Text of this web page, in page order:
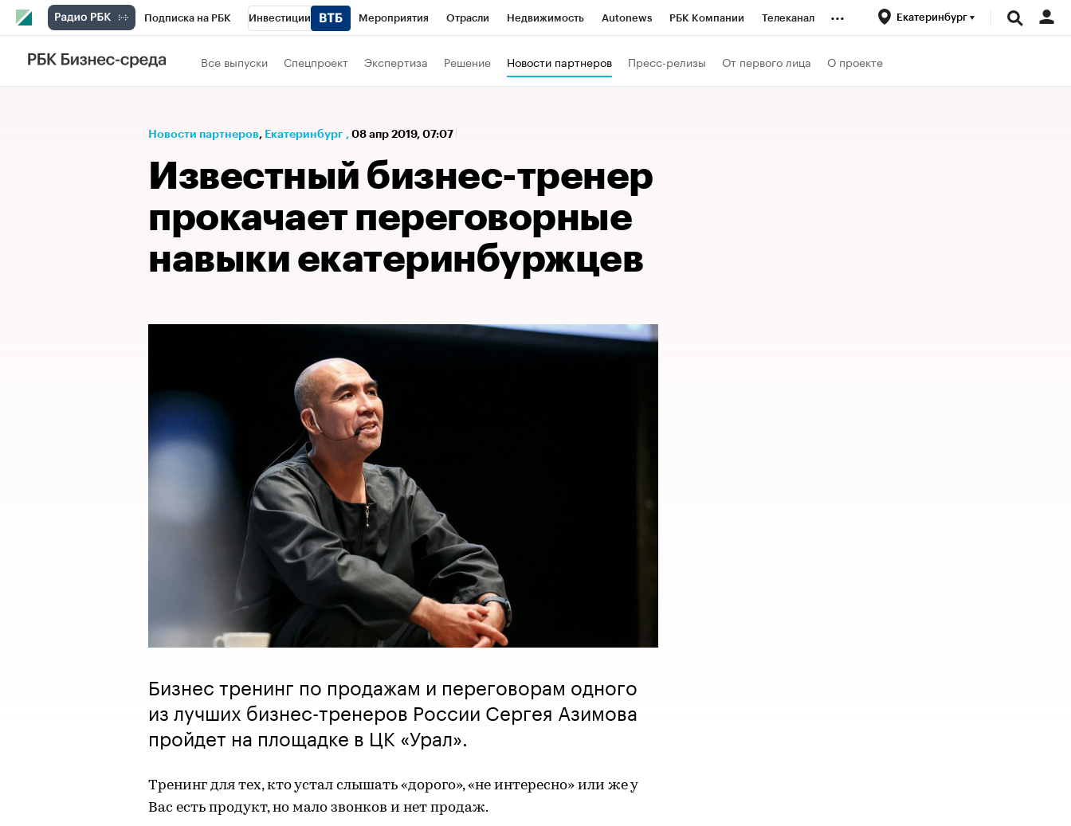
Подписка на РБК Инвестиции Мероприятия Отрасли Недвижимость Autonews РБК Компании Телеканал
РБК Вино
Проверка контрагентов Экономика
... Екатеринбург
Все выпуски Спецпроект Экспертиза Решение Новости партнеров Пресс-релизы От первого лица О проекте
Новости партнеров⁠, Екатеринбург , 08 апр 2019, 07:07
Известный бизнес-тренер
прокачает переговорные
навыки екатеринбуржцев
Бизнес тренинг по продажам и переговорам одного
из лучших бизнес-тренеров России Сергея Азимова
пройдет на площадке в ЦК «Урал».
Тренинг для тех, кто устал слышать «дорого», «не интересно» или же у
Вас есть продукт, но мало звонков и нет продаж.